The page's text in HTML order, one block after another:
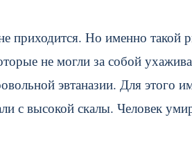
приходится. Но именно такой
не могли за собой
эвтаназии. Для этого
с высокой скалы. Человек